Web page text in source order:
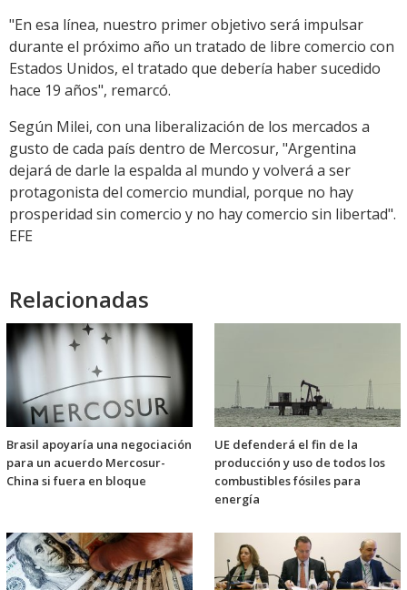
"En esa línea, nuestro primer objetivo será impulsar
durante el próximo año un tratado de libre comercio con
Estados Unidos, el tratado que debería haber sucedido
hace 19 años", remarcó.
Según Milei, con una liberalización de los mercados a
gusto de cada país dentro de Mercosur, "Argentina
dejará de darle la espalda al mundo y volverá a ser
protagonista del comercio mundial, porque no hay
prosperidad sin comercio y no hay comercio sin libertad".
EFE
Relacionadas
Brasil apoyaría una negociación
para un acuerdo Mercosur-
China si fuera en bloque
UE defenderá el fin de la
producción y uso de todos los
combustibles fósiles para
energía